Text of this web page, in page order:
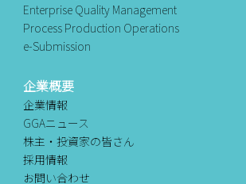
Enterprise Quality Management
Process Production Operations
e-Submission
企業概要
企業情報
GGAニュース
株主・投資家の皆さん
採用情報
お問い合わせ